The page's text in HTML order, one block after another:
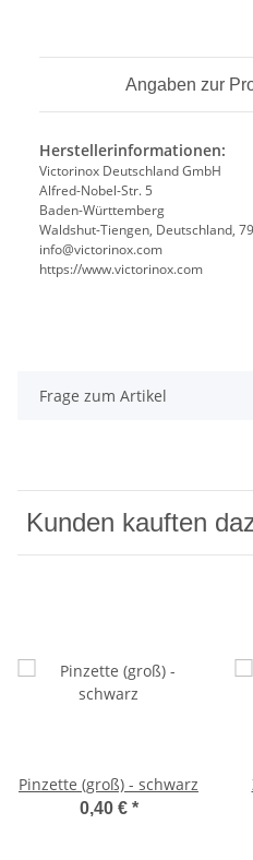
Angaben zur
Herstellerinformationen:
Victorinox Deutschland GmbH
Alfred-Nobel-Str. 5
Baden-Württemberg
Waldshut-Tiengen, Deutschland,
info@victorinox.com
https://www.victorinox.com
Frage zum Artikel
Kunden kauften
Pinzette (groß) - schwarz
0,40 € *